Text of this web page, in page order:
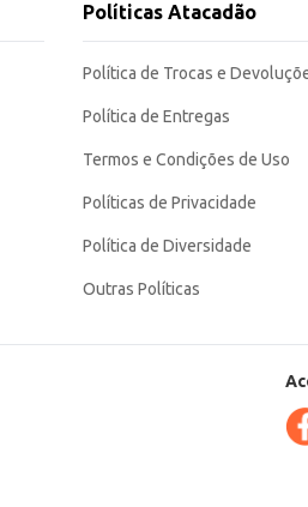
Políticas Atacadão
Política de Trocas e
Política de Entregas
Termos e Condições de Uso
Políticas de Privacidade
Política de Diversidade
Outras Políticas